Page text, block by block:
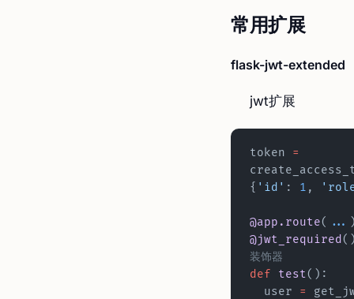
常用扩展
flask-jwt-extended
jwt扩展
token =
{ 'id' : 1 ,
@app.route( ...
@jwt_required
装饰器
def test():
  user
=